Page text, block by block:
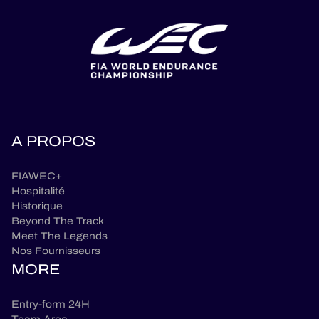
A PROPOS
FIAWEC+
Hospitalité
Historique
Beyond The Track
Meet The Legends
Nos Fournisseurs
MORE
Entry-form 24H